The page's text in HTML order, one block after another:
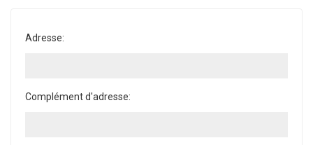
Adresse:
Complément d'adresse: